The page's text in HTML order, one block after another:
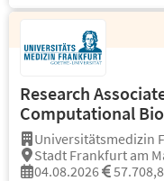
Research
Computational
Universitätsmedizin
Stadt Frankfurt am
04.08.2026